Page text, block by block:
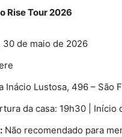
Rise Tour 2026
30 de maio de 2026
Inácio Lustosa, 496 – São
da casa: 19h30 | Início
Não recomendado para